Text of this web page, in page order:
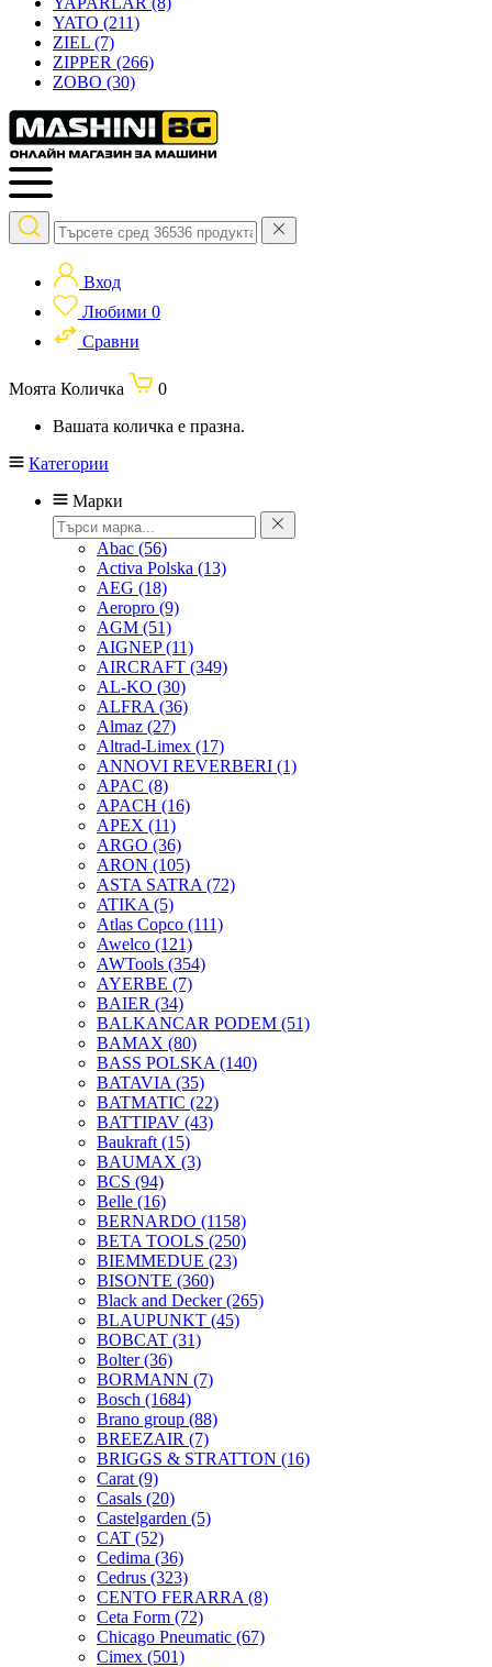
YATO (211)
ZIEL (7)
ZIPPER (266)
ZOBO (30)
Вход
Любими 0
Сравни
Моята Количка
0
Вашата количка е празна.
Категории
Марки
Abac (56)
Activa Polska (13)
AEG (18)
Aeropro (9)
AGM (51)
AIGNEP(11)
AIRCRAFT (349)
AL-KO (30)
ALFRA (36)
Almaz (27)
Altrad-Limex (17)
ANNOVI REVERBERI (1)
APAC (8)
APACH (16)
APEX (11)
ARGO (36)
ARON (105)
ASTA SATRA (72)
ATIKA (5)
Atlas Copco (111)
Awelco (121)
AWTools (354)
AYERBE (7)
BAIER (34)
BALKANCAR PODEM (51)
BAMAX (80)
BASS POLSKA (140)
BATAVIA (35)
BATMATIC (22)
BATTIPAV (43)
Baukraft (15)
BAUMAX (3)
BCS (94)
Belle (16)
BERNARDO (1158)
BETA TOOLS (250)
BIEMMEDUE (23)
BISONTE (360)
Black and Decker(265)
BLAUPUNKT (45)
BOBCAT (31)
Bolter(36)
BORMANN (7)
Bosch (1684)
Brano group (88)
BREEZAIR (7)
BRIGGS & STRATTON (16)
Carat (9)
Casals (20)
Castelgarden (5)
CAT (52)
Cedima (36)
Cedrus (323)
CENTO FERARRA (8)
Ceta Form (72)
Chicago Pneumatic (67)
Cimex (501)